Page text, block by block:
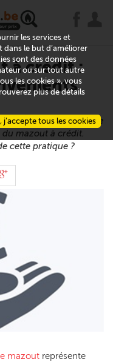
à crédit :
banque ou via votre
du mazout à crédit.
cette pratique ?
mazout représente
les services et
le but d’améliorer
sont des données
ou sur tout autre
les cookies », vous
plus de détails
j’accepte tous les cookies